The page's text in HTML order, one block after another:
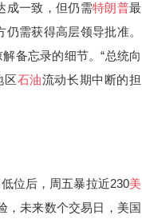
一致，但仍需特朗普最
需获得高层领导批准。
备忘录的细节。“总统向
区石油流动长期中断的担
位后，周五暴拉近230美
，未来数个交易日，美国